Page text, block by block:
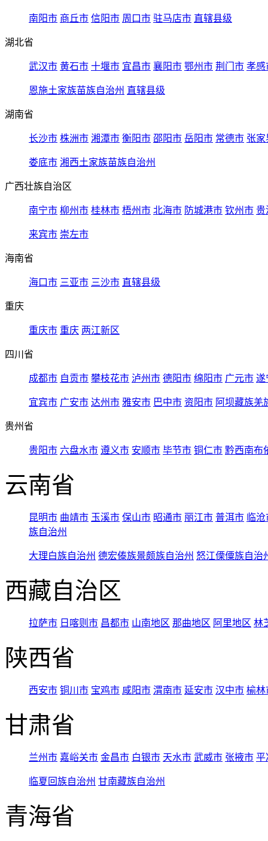
南阳市 商丘市 信阳市 周口市 驻马店市 直辖县级
湖北省
武汉市 黄石市 十堰市 宜昌市 襄阳市 鄂州市 荆门市 孝感
恩施土家族苗族自治州 直辖县级
湖南省
长沙市 株洲市 湘潭市 衡阳市 邵阳市 岳阳市 常德市 张家
娄底市 湘西土家族苗族自治州
广西壮族自治区
南宁市 柳州市 桂林市 梧州市 北海市 防城港市 钦州市 贵
来宾市 崇左市
海南省
海口市 三亚市 三沙市 直辖县级
重庆
重庆市 重庆 两江新区
四川省
成都市 自贡市 攀枝花市 泸州市 德阳市 绵阳市 广元市 遂
宜宾市 广安市 达州市 雅安市 巴中市 资阳市 阿坝藏族羌
贵州省
贵阳市 六盘水市 遵义市 安顺市 毕节市 铜仁市 黔西南布
云南省
昆明市 曲靖市 玉溪市 保山市 昭通市 丽江市 普洱市 临
族自治州
大理白族自治州 德宏傣族景颇族自治州 怒江傈僳族自治
西藏自治区
拉萨市 日喀则市 昌都市 山南地区 那曲地区 阿里地区 林
陕西省
西安市 铜川市 宝鸡市 咸阳市 渭南市 延安市 汉中市 榆林
甘肃省
兰州市 嘉峪关市 金昌市 白银市 天水市 武威市 张掖市 平
临夏回族自治州 甘南藏族自治州
青海省